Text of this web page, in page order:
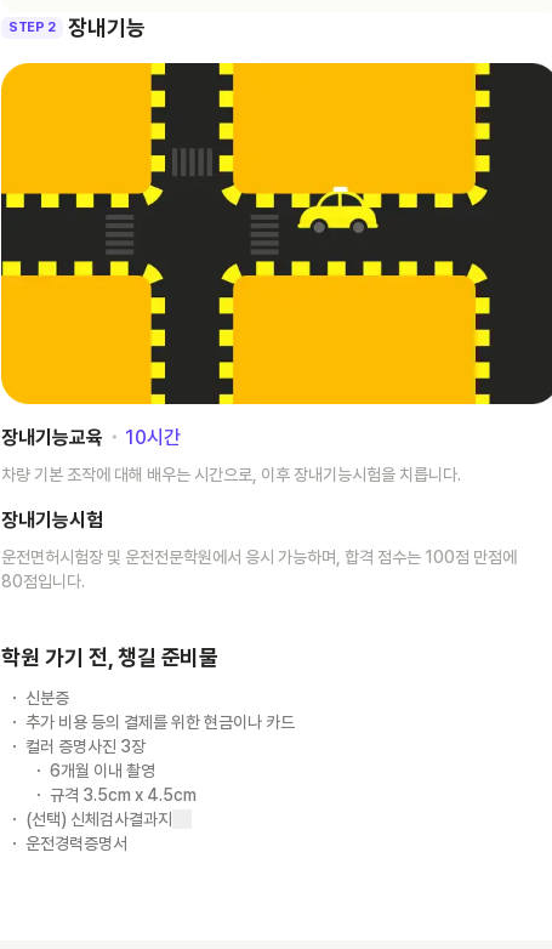
STEP 2 장내기능
장내기능교육 ･ 10시간
차량 기본 조작에 대해 배우는 시간으로, 이후 장내기능시험을 치릅니다.
장내기능시험
운전면허시험장 및 운전전문학원에서 응시 가능하며, 합격 점수는 100점 만점에
80점입니다.
학원 가기 전, 챙길 준비물
신분증
추가 비용 등의 결제를 위한 현금이나 카드
컬러 증명사진 3장
6개월 이내 촬영
규격 3.5cm x 4.5cm
(선택) 신체검사결과지
운전경력증명서